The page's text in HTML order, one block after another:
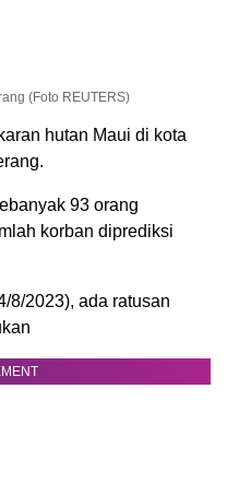
(Foto REUTERS)
hutan Maui di kota
93 orang
korban diprediksi
8/2023), ada ratusan